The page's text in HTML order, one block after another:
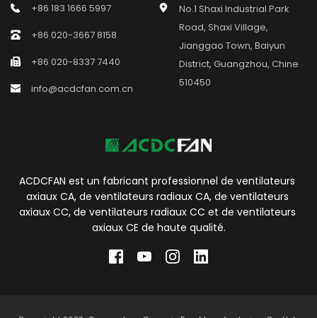
+86 183 1666 5997
+86 020-3667 8158
+86 020-8337 7440
info@acdcfan.com.cn
No.1 Shaxi Industrial Park
Road, Shaxi Village,
Jianggao Town, Baiyun
District, Guangzhou, Chine
510450
ACDCFAN est un fabricant professionnel de ventilateurs
axiaux CA, de ventilateurs radiaux CA, de ventilateurs
axiaux CC, de ventilateurs radiaux CC et de ventilateurs
axiaux CE de haute qualité.